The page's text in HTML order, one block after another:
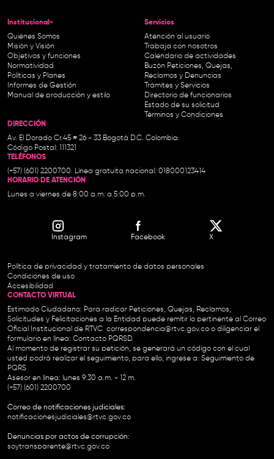
Institucional-
Quiénes Somos
Misión y Visión
Objetivos y funciones
Normatividad
Políticas y Planes
Informes de Gestión
Manual de producción y estilo
Servicios
Atención al usuario
Trabaja con nosotros
Calendario de actividades
Buzón Peticiones, Quejas,
Reclamos y Denuncias
Trámites y Servicios
Directorio de funcionarios
Estado de su solicitud
Términos y Condiciones
DIRECCIÓN
Av. El Dorado Cr.45 # 26 - 33 Bogotá D.C. Colombia.
Código Postal: 111321
TELÉFONOS
(+57) (601) 2200700. Línea gratuita nacional: 018000123414
HORARIO DE ATENCIÓN
Lunes a viernes de 8:00 a.m. a 5:00 p.m.
Instagram Facebook X
Política de privacidad y tratamiento de datos personales
Condiciones de uso
Accesibilidad
CONTACTO VIRTUAL
Estimado Ciudadano: Para radicar Peticiones, Quejas, Reclamos,
Solicitudes y Felicitaciones a la Entidad puede remitir lo pertinente al Correo
Oficial Institucional de RTVC correspondencia@rtvc.gov.co o diligenciar el
formulario en línea: Contacto PQRSD.
Al momento de registrar su petición, se generará un código con el cual
usted podrá realizar el seguimiento, para ello, ingrese a: Seguimiento de
PQRS
Asesor en línea: lunes 9:30 a.m. - 12 m.
(+57) (601) 2200700
Correo de notificaciones judiciales:
notificacionesjudiciales@rtvc.gov.co
Denuncias por actos de corrupción:
soytransparente@rtvc.gov.co